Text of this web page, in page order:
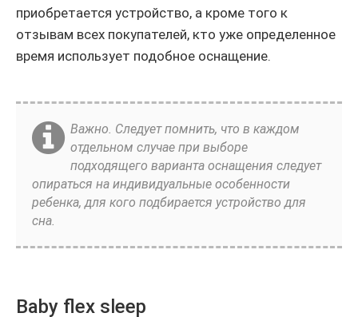
приобретается устройство, а кроме того к
отзывам всех покупателей, кто уже определенное
время использует подобное оснащение.
Важно. Следует помнить, что в каждом
отдельном случае при выборе
подходящего варианта оснащения следует
опираться на индивидуальные особенности
ребенка, для кого подбирается устройство для
сна.
Baby flex sleep